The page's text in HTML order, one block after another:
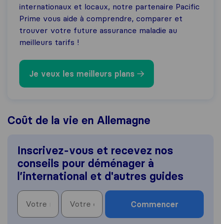
internationaux et locaux, notre partenaire Pacific
Prime vous aide à comprendre, comparer et
trouver votre future assurance maladie au
meilleurs tarifs !
Je veux les meilleurs plans
Coût de la vie en Allemagne
Inscrivez-vous et recevez nos
conseils pour déménager à
l’international et d'autres guides
Commencer